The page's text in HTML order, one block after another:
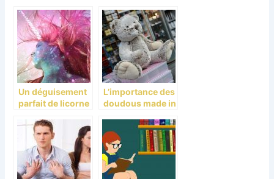
Un déguisement
parfait de licorne
L’importance des
doudous made in
enfants : Sécurité
et savoir faire